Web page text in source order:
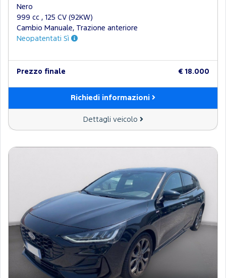
Nero
999 cc , 125 CV (92KW)
Cambio Manuale, Trazione anteriore
Neopatentati Sì
Prezzo finale € 18.000
Richiedi informazioni
Dettagli veicolo